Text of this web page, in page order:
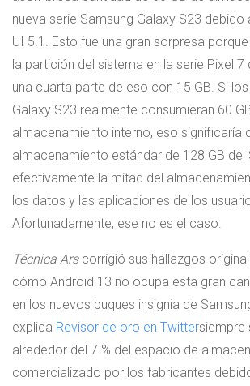
nueva serie Samsung Galaxy S23 debido
UI 5.1. Esto fue una gran sorpresa
la partición del sistema en la serie Pixel 7
una cuarta parte de eso con 15 GB. Si
Galaxy S23 realmente consumieran 60
almacenamiento interno, eso significaría
almacenamiento estándar de 128 GB del
efectivamente la mitad del
los datos y las aplicaciones de los
Afortunadamente, ese no es el caso.
Técnica Arscorrigió sus hallazgos
cómo Android 13 no ocupa esta gran
en los nuevos buques insignia de
explica Revisor de oro en Twittersiempre
alrededor del 7 % del espacio de
comercializado por los fabricantes